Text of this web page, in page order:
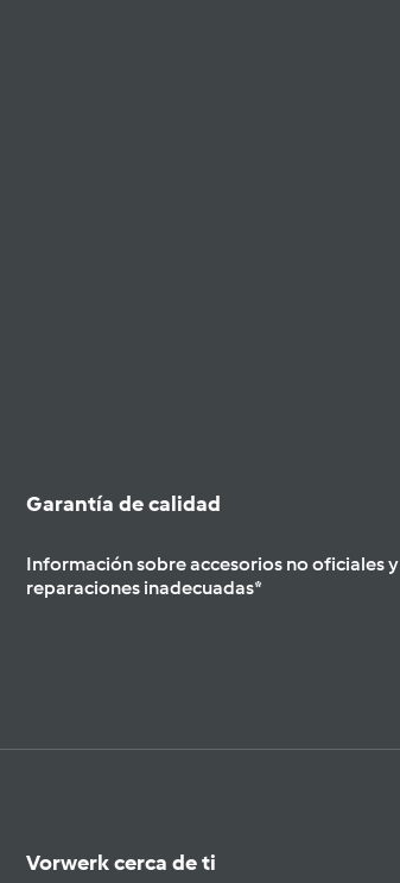
Garantía de calidad
Información sobre accesorios no oficiales y
reparaciones inadecuadas*
Vorwerk cerca de ti